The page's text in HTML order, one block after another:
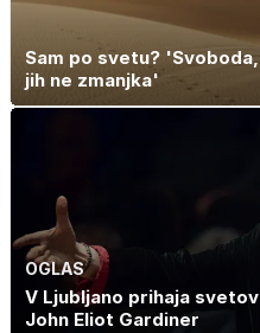
Sam po svetu?
jih ne zmanjka'
OGLAS
V Ljubljano prihaja
John Eliot Gardiner